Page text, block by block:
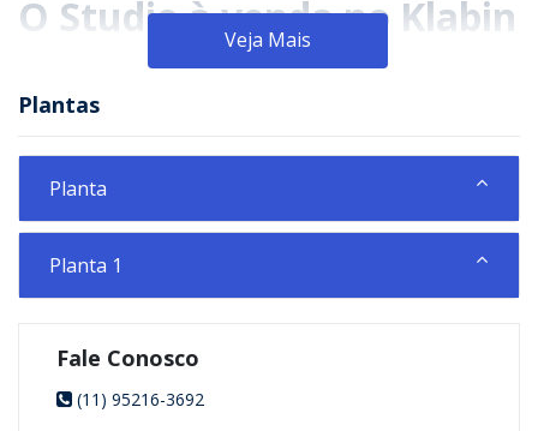
O Studio à venda no Klabin
Paulista Studios
Com 22 m² de área privativa é uma excelente opção para você
Além disso, a localização privilegiada do Klabin Paulista Studios
possibilita dispor de inúmeros serviços e opções de lazer ao seu
Portanto, você terá a disposição serviços e comodidades como:
Restaurantes
Veja Mais
Plantas
Planta
Planta 1
Fale Conosco
(11) 95216-3692